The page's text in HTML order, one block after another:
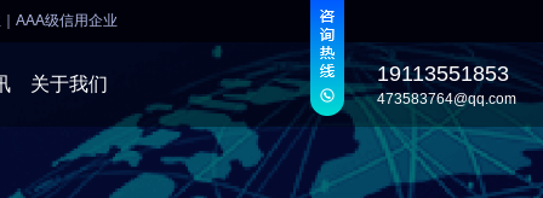
AAA级信用企业
关于我们 19113551853
473583764@qq.com